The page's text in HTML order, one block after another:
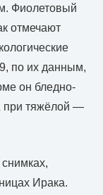
Фиолетовый
отмечают
по их данным,
он бледно-
при тяжёлой —
Ирака.